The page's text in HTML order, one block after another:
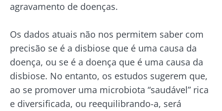
agravamento de doenças.
Os dados atuais não nos permitem saber com
precisão se é a disbiose que é uma causa da
doença, ou se é a doença que é uma causa da
disbiose. No entanto, os estudos sugerem que,
ao se promover uma microbiota “saudável” rica
e diversificada, ou reequilibrando-a, será